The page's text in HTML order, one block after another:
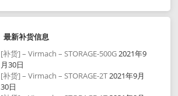
最新补货信息
[补货] – Virmach – STORAGE-500G2021年9
月30日
[补货] – Virmach – STORAGE-2T2021年9月
30日